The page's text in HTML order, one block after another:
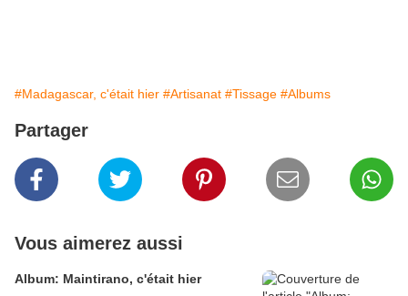
#Madagascar, c'était hier #Artisanat #Tissage #Albums
Partager
Vous aimerez aussi
Album: Maintirano, c'était hier